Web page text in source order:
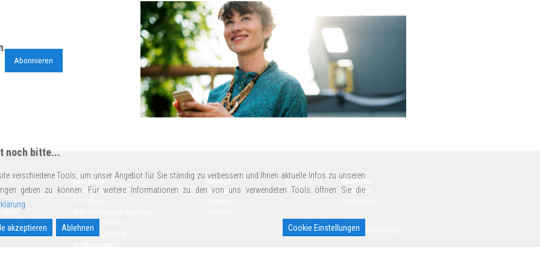
Abonnieren
Büro Berlin
Schumannstraße 18
Tel.
Newsletter
Impressum
© MEYER-KÖRING 2022
noch bitte...
verschiedene Tools, um unser Angebot für Sie ständig zu verbessern und Ihnen aktuelle Infos zu unseren
geben zu können. Für weitere Informationen zu den von uns verwendeten Tools öffnen Sie die
akzeptieren Ablehnen Cookie Einstellungen